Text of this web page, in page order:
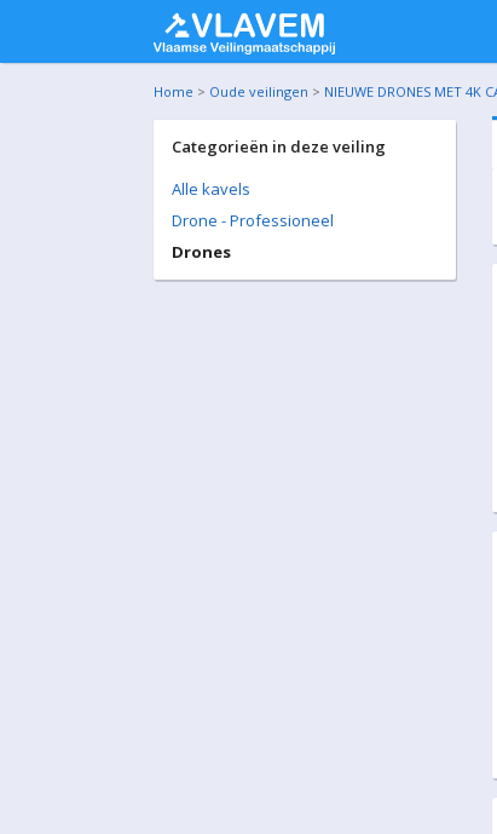
Home > Oude veilingen > NIEUWE DRONES MET 4K
Categorieën in deze veiling
Alle kavels
Drone - Professioneel
Drones